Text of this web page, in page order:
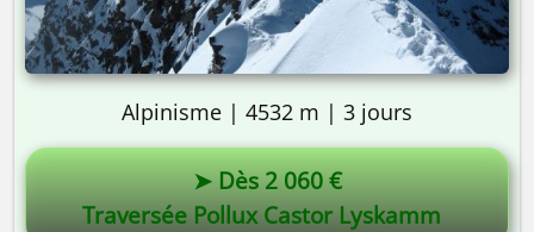
Alpinisme | 4532 m | 3 jours
➤ Dès 2 060 €
Traversée Pollux Castor Lyskamm